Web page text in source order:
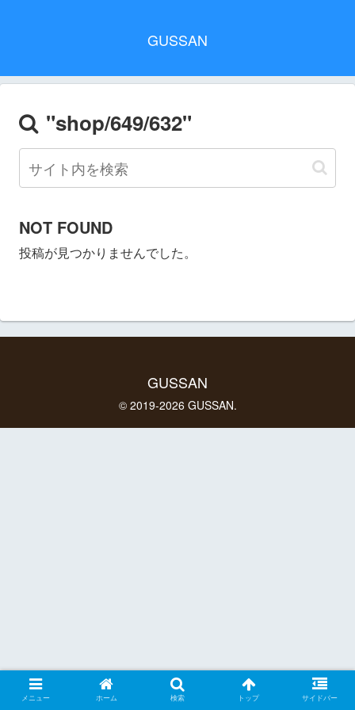
GUSSAN
"shop/649/632"
NOT FOUND
投稿が見つかりませんでした。
GUSSAN
© 2019-2026 GUSSAN.
メニュー ホーム 検索 トップ サイドバー